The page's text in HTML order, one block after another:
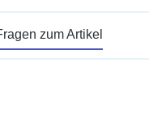
zum Artikel